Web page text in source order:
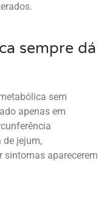
sempre dá
sem
apenas em
de jejum,
sintomas aparecerem